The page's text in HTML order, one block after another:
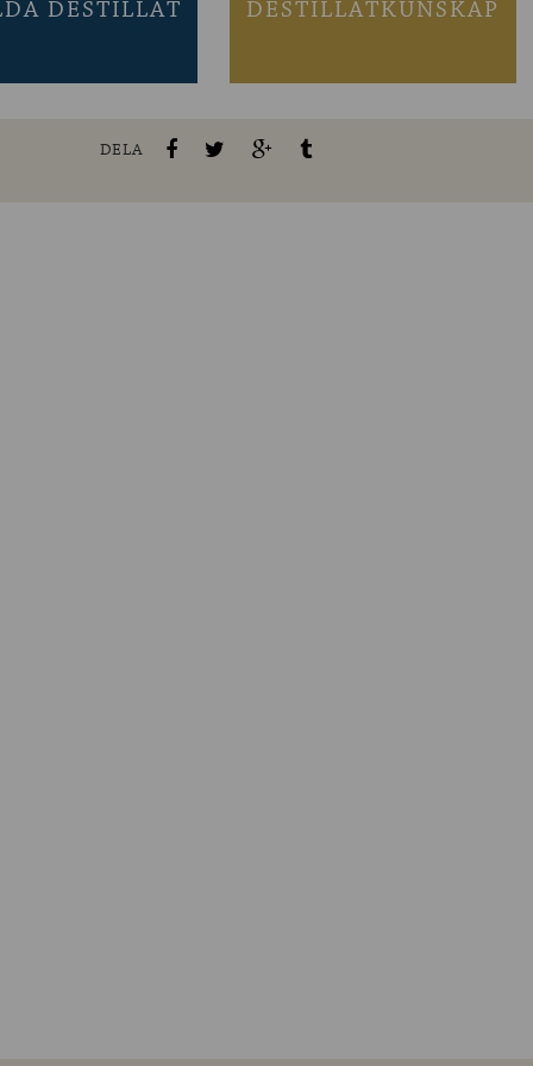
DESTILLAT DESTILLATKUNSKAP
DELA